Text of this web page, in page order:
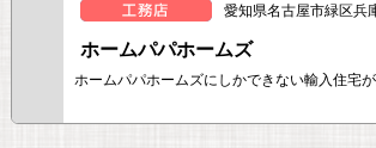
愛知県名古屋市緑区兵
ホームパパホームズ
ホームパパホームズにしかできない輸入住宅